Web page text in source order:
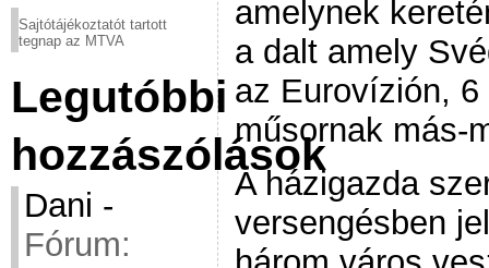
Sajtótájékoztatót tartott
tegnap az MTVA
Legutóbbi
hozzászólások
Dani -
Fórum:
amelynek
a dalt amely
az Eurovízión,
műsornak más-
A házigazda
versengésben